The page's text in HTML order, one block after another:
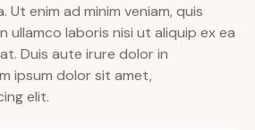
Ut enim ad minim veniam, quis
laboris nisi ut aliquip ex ea
Duis aute irure dolor in
ipsum dolor sit amet,
elit.